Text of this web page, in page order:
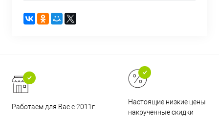
Работаем для Вас с 2011г.
Настоящие низкие цены и
накрученные скидки